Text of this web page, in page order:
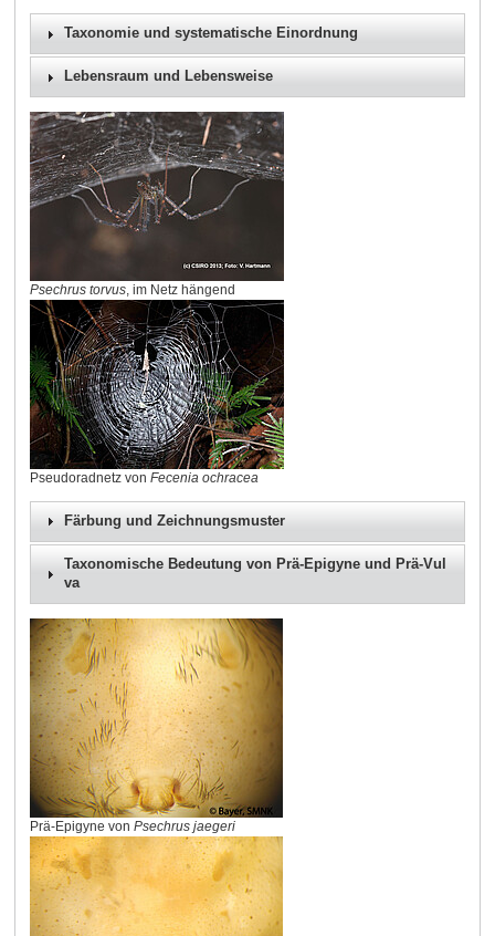
Taxonomie und systematische Einordnung
Lebensraum und Lebensweise
Psechrus torvus, im Netz hängend
Pseudoradnetz von Fecenia ochracea
Färbung und Zeichnungsmuster
Taxonomische Bedeutung von Prä-Epigyne und Prä-Vul
va
Prä-Epigyne von Psechrus jaegeri